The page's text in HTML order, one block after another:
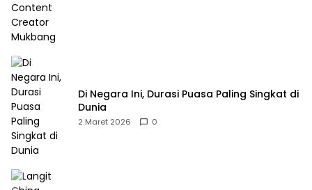
Di Negara Ini, Durasi Puasa Paling Singkat di
Dunia
2 Maret 2026 0